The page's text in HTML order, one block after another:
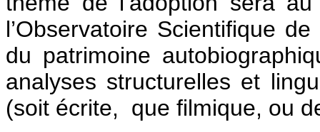
l’Observatoire Scientifique
du patrimoine
analyses structurelles et
(soit écrite, que filmique, ou